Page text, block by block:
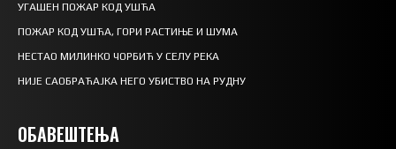
УГАШЕН ПОЖАР КОД УШЋА
ПОЖАР КОД УШЋА, ГОРИ РАСТИЊЕ И ШУМА
НЕСТАО МИЛИНКО ЧОРБИЋ У СЕЛУ РЕКА
НИЈЕ САОБРАЋАЈКА НЕГО УБИСТВО НА РУДНУ
ОБАВЕШТЕЊА